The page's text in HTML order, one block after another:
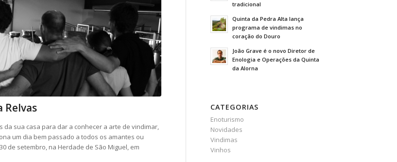
Relvas
da sua casa para dar a conhecer a arte de vindimar,
um dia bem passado a todos os amantes ou
de setembro, na Herdade de São Miguel, em
tradicional
Quinta da Pedra Alta lança
programa de vindimas no
coração do Douro
João Grave é o novo Diretor de
Enologia e Operações da Quinta
da Alorna
CATEGORIAS
Enoturismo
Novidades
Vindimas
Vinhos